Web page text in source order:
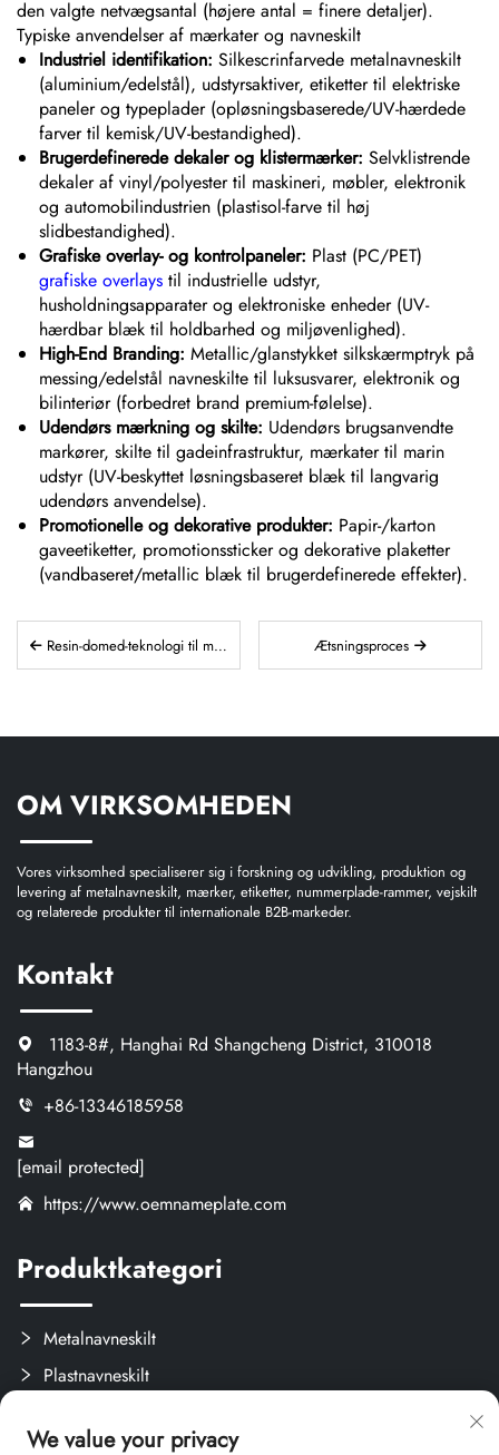
den valgte netvægsantal (højere antal = finere detaljer).
Typiske anvendelser af mærkater og navneskilt
Industriel identifikation: Silkescrinfarvede metalnavneskilt
(aluminium/edelstål), udstyrsaktiver, etiketter til elektriske
paneler og typeplader (opløsningsbaserede/UV-hærdede
farver til kemisk/UV-bestandighed).
Brugerdefinerede dekaler og klistermærker: Selvklistrende
dekaler af vinyl/polyester til maskineri, møbler, elektronik
og automobilindustrien (plastisol-farve til høj
slidbestandighed).
Grafiske overlay- og kontrolpaneler: Plast (PC/PET)
grafiske overlays til industrielle udstyr,
husholdningsapparater og elektroniske enheder (UV-
hærdbar blæk til holdbarhed og miljøvenlighed).
High-End Branding: Metallic/glanstykket silkskærmptryk på
messing/edelstål navneskilte til luksusvarer, elektronik og
bilinteriør (forbedret brand premium-følelse).
Udendørs mærkning og skilte: Udendørs brugsanvendte
markører, skilte til gadeinfrastruktur, mærkater til marin
udstyr (UV-beskyttet løsningsbaseret blæk til langvarig
udendørs anvendelse).
Promotionelle og dekorative produkter: Papir-/karton
gaveetiketter, promotionssticker og dekorative plaketter
(vandbaseret/metallic blæk til brugerdefinerede effekter).
Resin-domed-teknologi til mærkater og navneskilte Ætsningsproces
OM VIRKSOMHEDEN
Vores virksomhed specialiserer sig i forskning og udvikling, produktion og
levering af metalnavneskilt, mærker, etiketter, nummerplade-rammer, vejskilt
og relaterede produkter til internationale B2B-markeder.
Kontakt
1183-8#, Hanghai Rd Shangcheng District, 310018
Hangzhou
+86-13346185958
[email protected]
https://www.oemnameplate.com
Produktkategori
Metalnavneskilt
Plastnavneskilt
Brugerdefinerede Kreativprodukter
We value your privacy